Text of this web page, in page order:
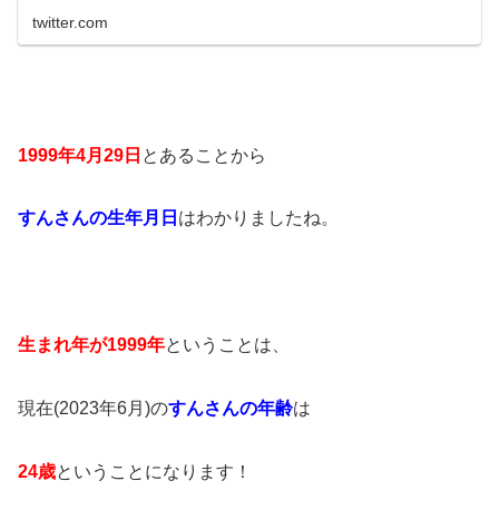
twitter.com
1999年4月29日 とあることから
すんさんの生年月日 はわかりましたね。
生まれ年が1999年ということは、
現在(2023年6月)のすんさんの年齢は
24歳ということになります！